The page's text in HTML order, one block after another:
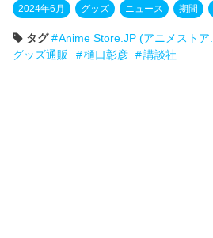
2024年6月 グッズ ニュース 期間
タグ Anime Store.JP (アニメストア
グッズ通販
樋口彰彦 講談社